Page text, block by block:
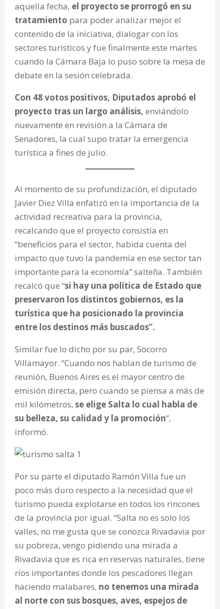
aquella fecha, el proyecto se prorrogó en su
tratamiento para poder analizar mejor el
contenido de la iniciativa, dialogar con los
sectores turísticos y fue finalmente este martes
cuando la Cámara Baja lo puso sobre la mesa de
debate en la sesión celebrada.
Con 48 votos positivos, Diputados aprobó el
proyecto tras un largo análisis, enviándolo
nuevamente en revisión a la Cámara de
Senadores, la cual supo tratar la emergencia
turística a fines de julio.
Al momento de su profundización, el diputado
Javier Diez Villa enfatizó en la importancia de la
actividad recreativa para la provincia,
recalcando que el proyecto consistía en
“beneficios para el sector, habida cuenta del
impacto que tuvo la pandemia en ese sector tan
importante para la economía” salteña. También
recalcó que “si hay una política de Estado que
preservaron los distintos gobiernos, es la
turística que ha posicionado la provincia
entre los destinos más buscados”.
Similar fue lo dicho por su par, Socorro
Villamayor. “Cuando nos hablan de turismo de
reunión, Buenos Aires es el mayor centro de
emisión directa, pero cuando se piensa a más de
mil kilómetros, se elige Salta lo cual habla de
su belleza, su calidad y la promoción”,
informó.
Por su parte el diputado Ramón Villa fue un
poco más duro respecto a la necesidad que el
turismo pueda explotarse en todos los rincones
de la provincia por igual. “Salta no es solo los
valles, no me gusta que se conozca Rivadavia por
su pobreza, vengo pidiendo una mirada a
Rivadavia que es rica en reservas naturales, tiene
ríos importantes donde los pescadores llegan
haciendo malabares, no tenemos una mirada
al norte con sus bosques, aves, espejos de